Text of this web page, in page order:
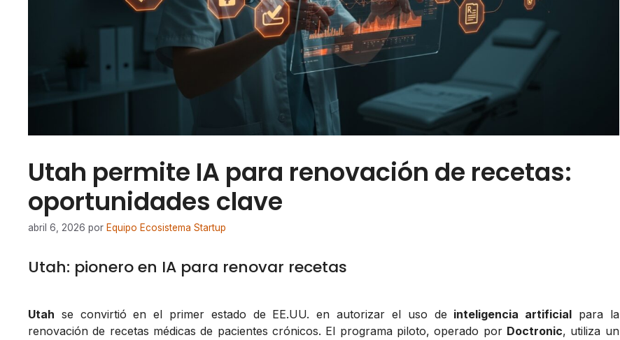
Utah permite IA para renovación de recetas:
oportunidades clave
abril 6, 2026 por Equipo Ecosistema Startup
Utah: pionero en IA para renovar recetas
Utah se convirtió en el primer estado de EE.UU. en autorizar el uso de inteligencia artificial para la
renovación de recetas médicas de pacientes crónicos. El programa piloto, operado por Doctronic, utiliza un